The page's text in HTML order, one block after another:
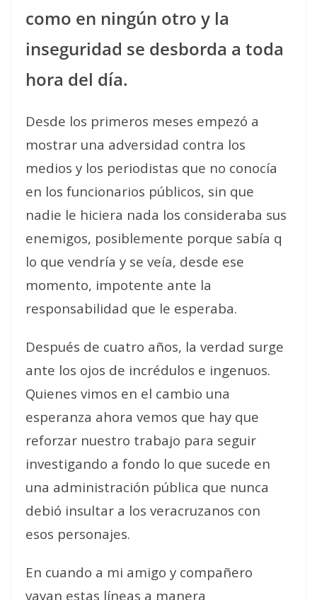
como en ningún otro y la
inseguridad se desborda a toda
hora del día.
Desde los primeros meses empezó a
mostrar una adversidad contra los
medios y los periodistas que no conocía
en los funcionarios públicos, sin que
nadie le hiciera nada los consideraba sus
enemigos, posiblemente porque sabía q
lo que vendría y se veía, desde ese
momento, impotente ante la
responsabilidad que le esperaba.
Después de cuatro años, la verdad surge
ante los ojos de incrédulos e ingenuos.
Quienes vimos en el cambio una
esperanza ahora vemos que hay que
reforzar nuestro trabajo para seguir
investigando a fondo lo que sucede en
una administración pública que nunca
debió insultar a los veracruzanos con
esos personajes.
En cuando a mi amigo y compañero
vayan estas líneas a manera